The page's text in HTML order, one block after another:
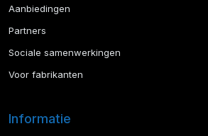
Aanbiedingen
Partners
Sociale samenwerkingen
Voor fabrikanten
Informatie